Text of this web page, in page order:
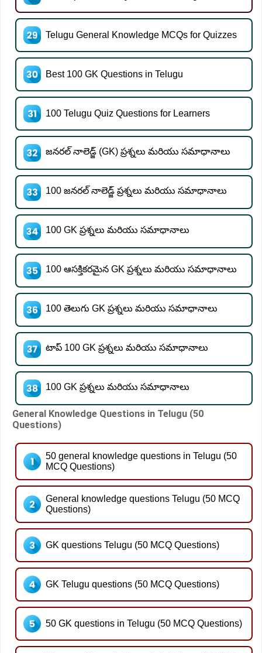
Telugu General Knowledge MCQs for Quizzes
Best 100 GK Questions in Telugu
100 Telugu Quiz Questions for Learners
జనరల్ నాలెడ్జ్ (GK) ప్రశ్నలు మరియు సమాధానాలు
100 జనరల్ నాలెడ్జ్ ప్రశ్నలు మరియు సమాధానాలు
100 GK ప్రశ్నలు మరియు సమాధానాలు
100 ఆసక్తికరమైన GK ప్రశ్నలు మరియు సమాధానాలు
100 తెలుగు GK ప్రశ్నలు మరియు సమాధానాలు
టాప్ 100 GK ప్రశ్నలు మరియు సమాధానాలు
100 GK ప్రశ్నలు మరియు సమాధానాలు
General Knowledge Questions in Telugu (50
Questions)
50 general knowledge questions in Telugu (50
MCQ Questions)
General knowledge questions Telugu (50 MCQ
Questions)
GK questions Telugu (50 MCQ Questions)
GK Telugu questions (50 MCQ Questions)
50 GK questions in Telugu (50 MCQ Questions)